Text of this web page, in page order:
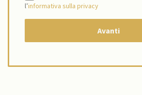
l’informativa sulla privacy